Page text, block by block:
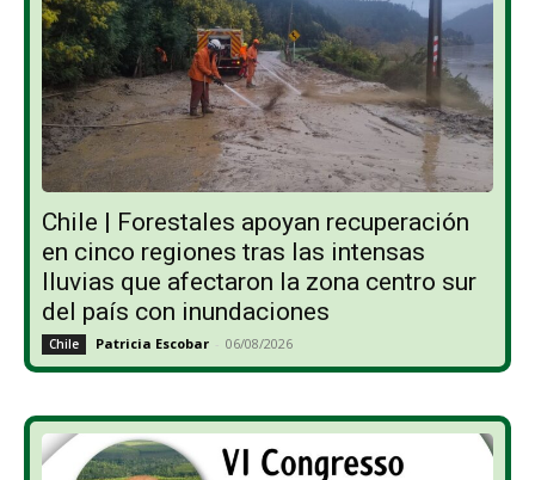
Chile | Forestales apoyan recuperación
en cinco regiones tras las intensas
lluvias que afectaron la zona centro sur
del país con inundaciones
Chile Patricia Escobar - 06/08/2026